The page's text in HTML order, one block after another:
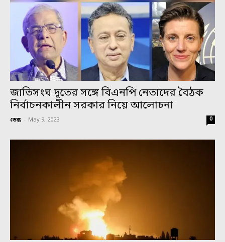
জাতিসংঘ দূতের সঙ্গে বিএনপি নেতাদের বৈঠক
নির্বাচনকালীন সরকার নিয়ে আলোচনা
ডেস্ক - May 9, 2023 0